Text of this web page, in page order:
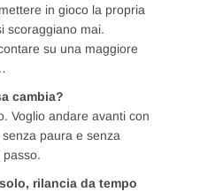
in gioco la propria
scoraggiano mai.
su una maggiore
cambia?
Voglio andare avanti con
paura e senza
passo.
rilancia da tempo